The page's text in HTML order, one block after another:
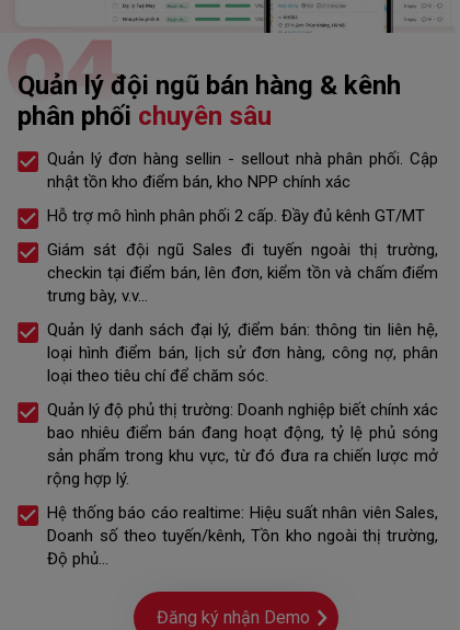
04
Quản lý đội ngũ bán hàng & kênh
phân phối chuyên sâu
Quản lý đơn hàng sellin - sellout nhà phân phối. Cập
nhật tồn kho điểm bán, kho NPP chính xác
Hỗ trợ mô hình phân phối 2 cấp. Đầy đủ kênh GT/MT
Giám sát đội ngũ Sales đi tuyến ngoài thị trường,
checkin tại điểm bán, lên đơn, kiểm tồn và chấm điểm
trưng bày, v.v...
Quản lý danh sách đại lý, điểm bán: thông tin liên hệ,
loại hình điểm bán, lịch sử đơn hàng, công nợ, phân
loại theo tiêu chí để chăm sóc.
Quản lý độ phủ thị trường: Doanh nghiệp biết chính xác
bao nhiêu điểm bán đang hoạt động, tỷ lệ phủ sóng
sản phẩm trong khu vực, từ đó đưa ra chiến lược mở
rộng hợp lý.
Hệ thống báo cáo realtime: Hiệu suất nhân viên Sales,
Doanh số theo tuyến/kênh, Tồn kho ngoài thị trường,
Độ phủ...
Đăng ký nhận Demo